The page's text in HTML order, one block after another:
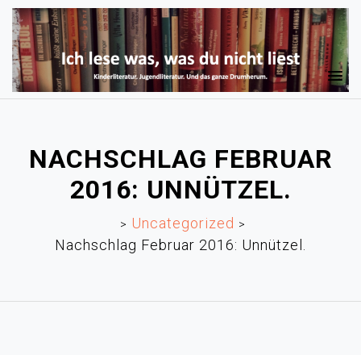
NACHSCHLAG FEBRUAR
2016: UNNÜTZEL.
> Uncategorized >
Nachschlag Februar 2016: Unnützel.